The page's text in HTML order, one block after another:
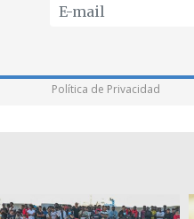
Política de Privacidad